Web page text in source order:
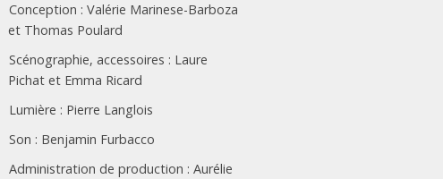
Conception : Valérie Marinese-Barboza
et Thomas Poulard
Scénographie, accessoires : Laure
Pichat et Emma Ricard
Lumière : Pierre Langlois
Son : Benjamin Furbacco
Administration de production : Aurélie